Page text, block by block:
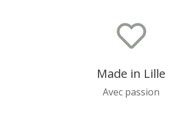

Made in Lille
Avec passion